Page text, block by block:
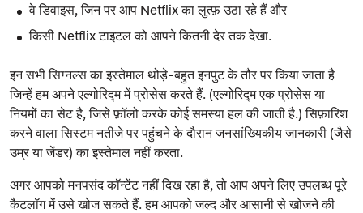
वे डिवाइस, जिन पर आप Netflix का लुत्फ़ उठा रहे हैं और
किसी Netflix टाइटल को आपने कितनी देर तक देखा.
इन सभी सिग्नल्स का इस्तेमाल थोड़े-बहुत इनपुट के तौर पर किया जाता है
जिन्हें हम अपने एल्गोरिद्म में प्रोसेस करते हैं. (एल्गोरिद्म एक प्रोसेस या
नियमों का सेट है, जिसे फ़ॉलो करके कोई समस्या हल की जाती है.) सिफ़ारिश
करने वाला सिस्टम नतीजे पर पहुंचने के दौरान जनसांख्यिकीय जानकारी (जैसे
उम्र या जेंडर) का इस्तेमाल नहीं करता.
अगर आपको मनपसंद कॉन्टेंट नहीं दिख रहा है, तो आप अपने लिए उपलब्ध पूरे
कैटलॉग में उसे खोज सकते हैं. हम आपको जल्द और आसानी से खोजने की